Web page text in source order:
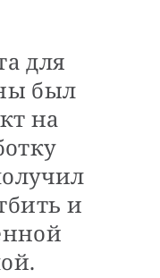
для
был
на
и